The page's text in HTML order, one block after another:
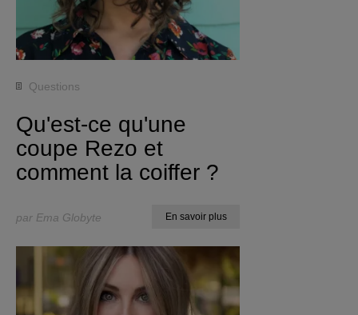
Questions
Qu'est-ce qu'une
coupe Rezo et
comment la coiffer ?
par Ema Globyte En savoir plus